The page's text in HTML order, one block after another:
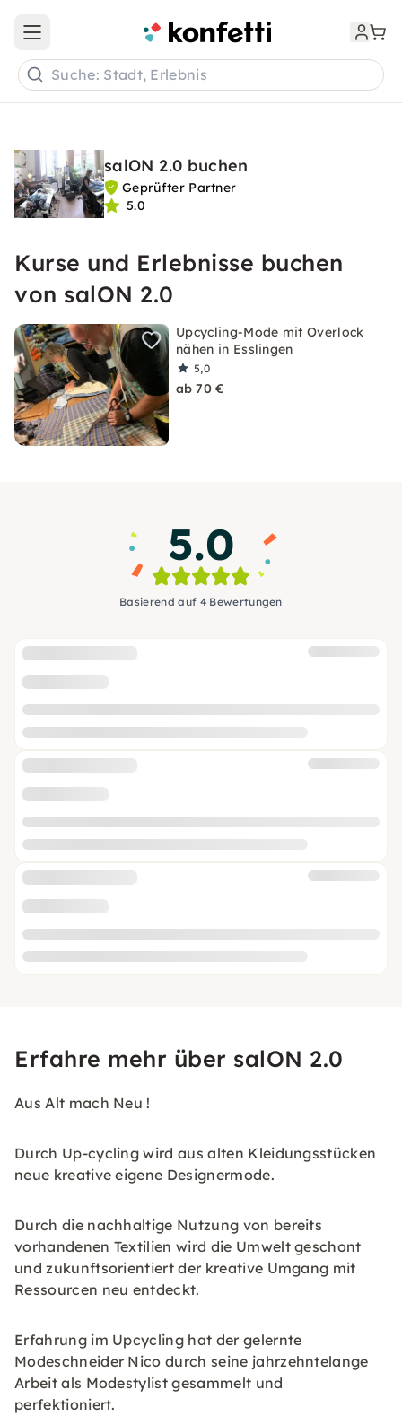
Open main menu
Suche: Stadt, Erlebnis
salON 2.0 buchen
Geprüfter Partner
5.0
Kurse und Erlebnisse buchen
von salON 2.0
Upcycling-Mode mit Overlock
nähen in Esslingen
5,0
ab 70 €
5.0
Basierend auf 4 Bewertungen
Erfahre mehr über salON 2.0
Aus Alt mach Neu !
Durch Up-cycling wird aus alten Kleidungsstücken
neue kreative eigene Designermode.
Durch die nachhaltige Nutzung von bereits
vorhandenen Textilien wird die Umwelt geschont
und zukunftsorientiert der kreative Umgang mit
Ressourcen neu entdeckt.
Erfahrung im Upcycling hat der gelernte
Modeschneider Nico durch seine jahrzehntelange
Arbeit als Modestylist gesammelt und
perfektioniert.